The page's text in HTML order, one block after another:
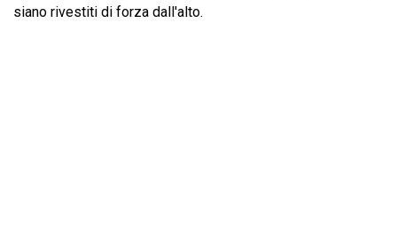
siano rivestiti di forza dall'alto.